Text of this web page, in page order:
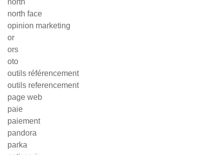
north
north face
opinion marketing
or
ors
oto
outils référencement
outils referencement
page web
paie
paiement
pandora
parka